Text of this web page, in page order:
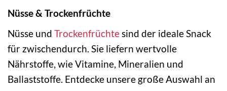
Nüsse & Trockenfrüchte
Nüsse und Trockenfrüchtesind der ideale Snack
für zwischendurch. Sie liefern wertvolle
Nährstoffe, wie Vitamine, Mineralien und
Ballaststoffe. Entdecke unsere große Auswahl an